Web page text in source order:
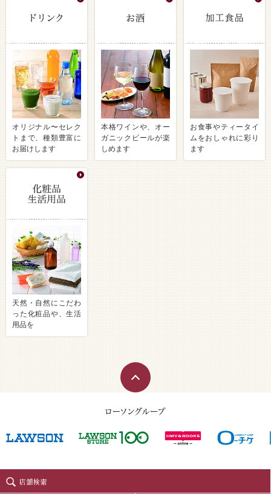
オリジナル〜セレク
トまで、種類豊富に
お届けします
本格ワインや、オー
ガニックビールが楽
しめます
お食事やティータイ
ムをおしゃれに彩り
ます
天然・自然にこだわ
った化粧品や、生活
用品を